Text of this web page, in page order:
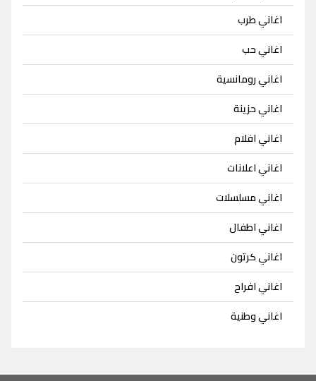
اغاني طرب
اغاني حب
اغاني رومانسية
اغاني حزينة
اغاني افلام
اغاني اعلانات
اغاني مسلسلات
اغاني اطفال
اغاني كرتون
اغاني افراح
اغاني وطنية